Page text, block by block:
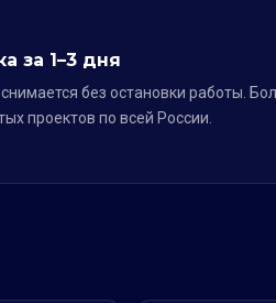
за 1–3 дня
без остановки работы.
проектов по всей России.